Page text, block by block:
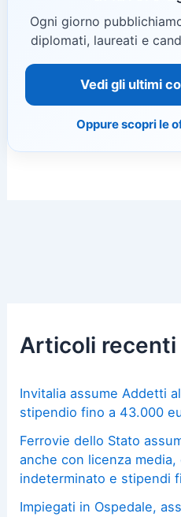
Ogni giorno
diplomati, laureati e
Vedi gli ultimi
Oppure scopri le
Articoli recenti
Invitalia assume Addetti
stipendio fino a 43.000
Ferrovie dello Stato
anche con licenza
indeterminato e stipendi
Impiegati in Ospedale,